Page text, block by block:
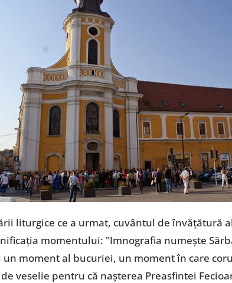
liturgice ce a urmat, cuvântul de învăţătură
momentului: "Imnografia numeşte
moment al bucuriei, un moment în care
veselie pentru că naşterea Preasfintei